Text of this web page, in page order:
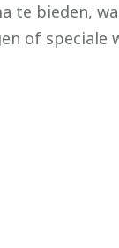
te bieden,
of speciale